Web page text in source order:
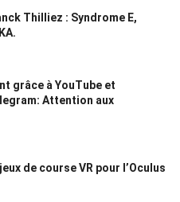
Thilliez : Syndrome E,
grâce à YouTube et
Attention aux
de course VR pour l’Oculus